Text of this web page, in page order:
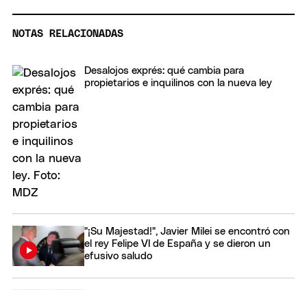
NOTAS RELACIONADAS
Desalojos exprés: qué cambia para
propietarios e inquilinos con la nueva ley
"¡Su Majestad!", Javier Milei se encontró con
el rey Felipe VI de España y se dieron un
efusivo saludo